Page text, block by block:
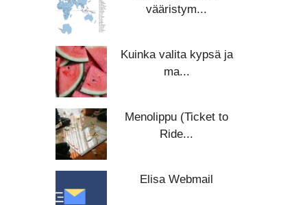
vääristym...
Kuinka valita kypsä ja
ma...
Menolippu (Ticket to
Ride...
Elisa Webmail